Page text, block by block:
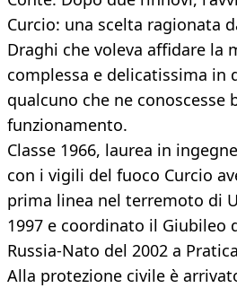
Curcio: una scelta ragionata
Draghi che voleva affidare la
complessa e delicatissima in
qualcuno che ne conoscesse
funzionamento.
Classe 1966, laurea in
con i vigili del fuoco Curcio
prima linea nel terremoto di
1997 e coordinato il Giubileo
Russia-Nato del 2002 a
Alla protezione civile è